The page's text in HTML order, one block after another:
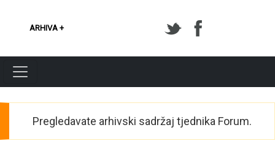
ARHIVA +
Pregledavate arhivski sadržaj tjednika Forum.